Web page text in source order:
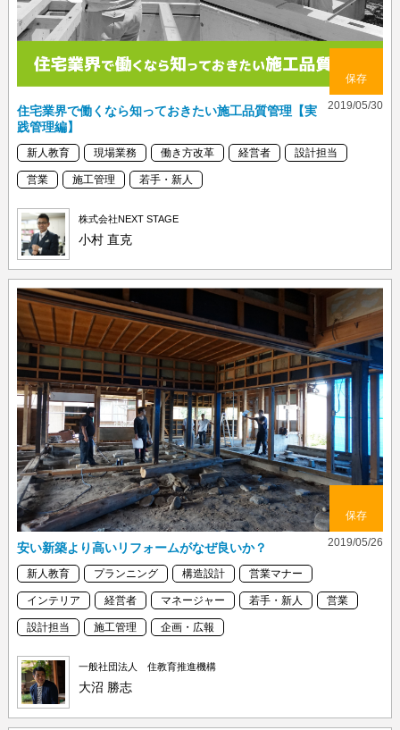
保存
2019/05/30
住宅業界で働くなら知っておきたい施工品質管理【実
践管理編】
新人教育 現場業務 働き方改革 経営者 設計担当
営業 施工管理 若手・新人
株式会社NEXT STAGE
小村 直克
保存
2019/05/26
安い新築より高いリフォームがなぜ良いか？
新人教育 プランニング 構造設計 営業マナー
インテリア 経営者 マネージャー 若手・新人 営業
設計担当 施工管理 企画・広報
一般社団法人 住教育推進機構
大沼 勝志